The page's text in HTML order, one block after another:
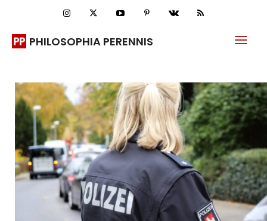
PHILOSOPHIA PERENNIS